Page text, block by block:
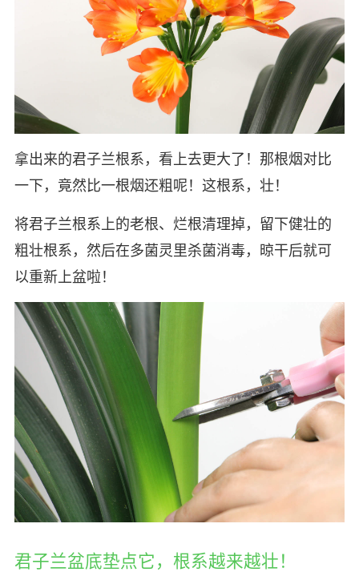
拿出来的君子兰根系，看上去更大了！那根烟对比
一下，竟然比一根烟还粗呢！这根系，壮！
将君子兰根系上的老根、烂根清理掉，留下健壮的
粗壮根系，然后在多菌灵里杀菌消毒，晾干后就可
以重新上盆啦！
君子兰盆底垫点它，根系越来越壮！